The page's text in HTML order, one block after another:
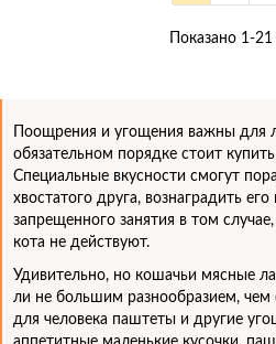
Показано 1-
Поощрения и угощения важны для
обязательном порядке стоит
Специальные вкусности смогут
хвостатого друга, вознаградить
запрещенного занятия в том
кота не действуют.
Удивительно, но кошачьи мясные
ли не большим разнообразием,
для человека паштеты и другие